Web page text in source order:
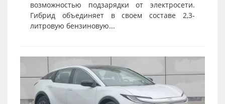
возможностью подзарядки от электросети.
Гибрид объединяет в своем составе 2,3-
литровую бензиновую...